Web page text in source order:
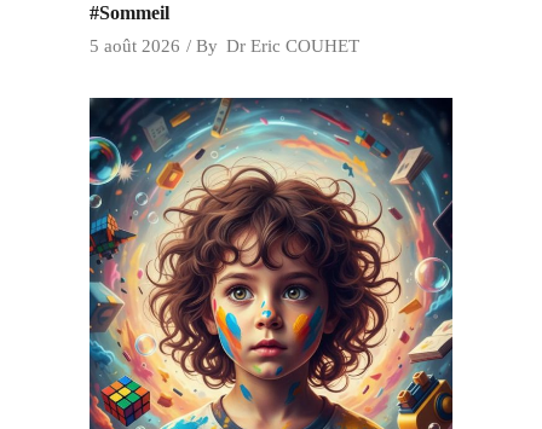
#Sommeil
5 août 2026 By Dr Eric COUHET